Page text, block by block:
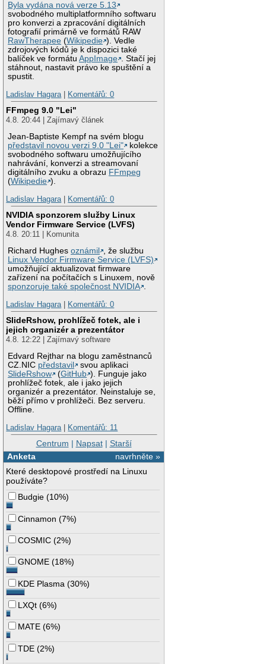
Byla vydána nová verze 5.13
svobodného multiplatformního softwaru
pro konverzi a zpracování digitálních
fotografií primárně ve formátů RAW
RawTherapee (Wikipedie ). Vedle
zdrojových kódů je k dispozici také
balíček ve formátuAppImage . Stačí jej
stáhnout, nastavit právo ke spuštění a
spustit.
Ladislav Hagara| Komentářů: 0
FFmpeg 9.0 "Lei"
4.8. 20:44 | Zajímavý článek
Jean-Baptiste Kempf na svém blogu
představil novou verzi 9.0 "Lei"
kolekce
svobodného softwaru umožňujícího
nahrávání, konverzi a streamovaní
digitálního zvuku a obrazu FFmpeg
(Wikipedie ).
Ladislav Hagara| Komentářů: 0
NVIDIA sponzorem služby Linux
Vendor Firmware Service (LVFS)
4.8. 20:11 | Komunita
Richard Hughesoznámil
, že službu
Linux Vendor Firmware Service (LVFS)
umožňující aktualizovat firmware
zařízení na počítačích s Linuxem, nově
sponzoruje také společnost NVIDIA .
Ladislav Hagara| Komentářů: 0
SlideRshow, prohlížeč fotek, ale i
jejich organizér a prezentátor
4.8. 12:22 | Zajímavý software
Edvard Rejthar na blogu zaměstnanců
CZ.NIC představil
svou aplikaci
SlideRshow
(GitHub ). Funguje jako
prohlížeč fotek, ale i jako jejich
organizér a prezentátor. Neinstaluje se,
běží přímo v prohlížeči. Bez serveru.
Offline.
Ladislav Hagara| Komentářů: 11
Centrum | Napsat| Starší
navrhněte »
Anketa
Které desktopové prostředí na Linuxu
používáte?
Budgie (10%)
Cinnamon (7%)
COSMIC (2%)
GNOME (18%)
KDE Plasma (30%)
LXQt (6%)
MATE (6%)
TDE (2%)